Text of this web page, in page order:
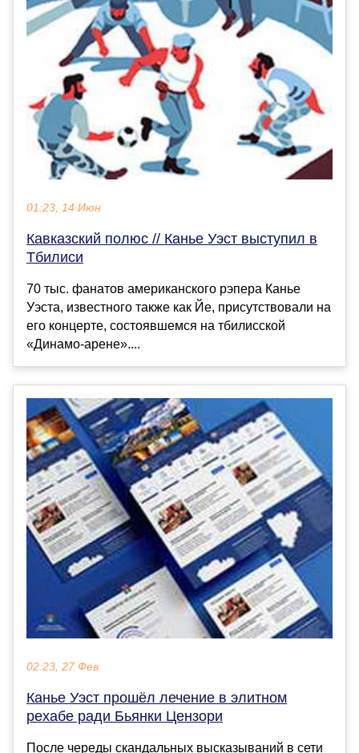
01:23, 14 Июн
Кавказский полюс // Канье Уэст выступил в
Тбилиси
70 тыс. фанатов американского рэпера Канье
Уэста, известного также как Йе, присутствовали на
его концерте, состоявшемся на тбилисской
«Динамо-арене»....
02:23, 27 Фев
Канье Уэст прошёл лечение в элитном
рехабе ради Бьянки Цензори
После череды скандальных высказываний в сети